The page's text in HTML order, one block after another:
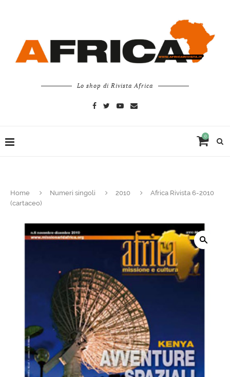
Lo shop di Rivista Africa
0
Home Numeri singoli 2010
Africa Rivista 6-2010
(cartaceo)